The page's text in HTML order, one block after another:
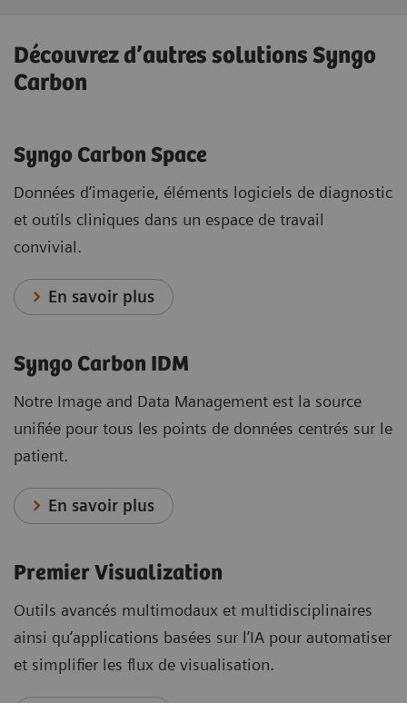
Découvrez d’autres solutions Syngo
Carbon
Syngo Carbon Space
Données d’imagerie, éléments logiciels de diagnostic
et outils cliniques dans un espace de travail
convivial.
En savoir plus
Syngo Carbon IDM
Notre Image and Data Management est la source
unifiée pour tous les points de données centrés sur le
patient.
En savoir plus
Premier Visualization
Outils avancés multimodaux et multidisciplinaires
ainsi qu’applications basées sur l’IA pour automatiser
et simplifier les flux de visualisation.